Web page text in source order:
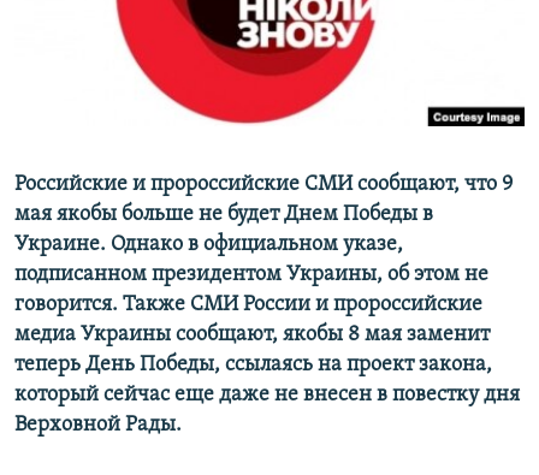
ПОБЕДИТЕЛЕЙ НЕ СУДЯТ?
КРЫМ.НЕПОКОРЕННЫЙ
ПРИСОЕДИНЯЙТЕСЬ!
Все сайты RFE/RL
Российские и пророссийские СМИ сообщают, что 9
мая якобы больше не будет Днем Победы в
Украине. Однако в официальном указе,
подписанном президентом Украины, об этом не
говорится. Также СМИ России и пророссийские
медиа Украины сообщают, якобы 8 мая заменит
теперь День Победы, ссылаясь на проект закона,
который сейчас еще даже не внесен в повестку дня
Верховной Рады.